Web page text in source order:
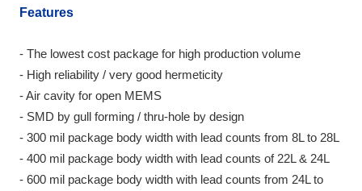
Features
- The lowest cost package for high production volume
- High reliability / very good hermeticity
- Air cavity for open MEMS
- SMD by gull forming / thru-hole by design
- 300 mil package body width with lead counts from 8L to 28L
- 400 mil package body width with lead counts of 22L & 24L
- 600 mil package body width with lead counts from 24L to